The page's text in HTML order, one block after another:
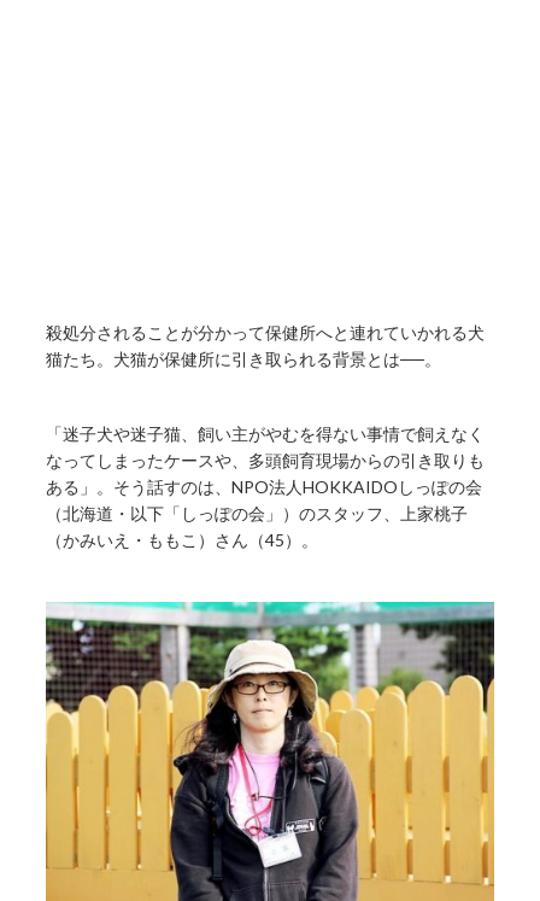
殺処分されることが分かって保健所へと連れていかれる犬
猫たち。犬猫が保健所に引き取られる背景とは──。
「迷子犬や迷子猫、飼い主がやむを得ない事情で飼えなく
なってしまったケースや、多頭飼育現場からの引き取りも
ある」。そう話すのは、NPO法人HOKKAIDOしっぽの会
（北海道・以下「しっぽの会」）のスタッフ、上家桃子
（かみいえ・ももこ）さん（45）。